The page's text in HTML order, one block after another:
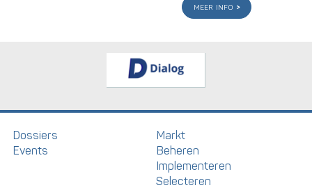
meer info
Dossiers
Events
Markt
Beheren
Implementeren
Selecteren